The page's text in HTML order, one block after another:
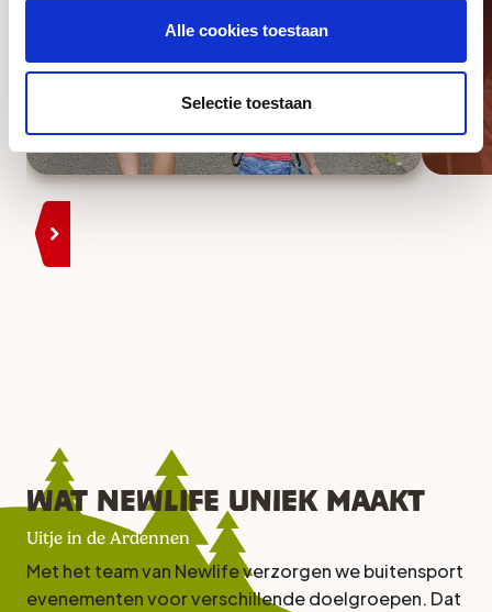
partners kunnen deze gegevens combineren met andere
informatie die u aan ze heeft verstrekt of die ze hebben
verzameld op basis van uw gebruik van hun services. U
Alle cookies toestaan
Selectie toestaan
Wat Newlife uniek maakt
Uitje in de Ardennen
Met het team van Newlife verzorgen we buitensport
evenementen voor verschillende doelgroepen. Dat